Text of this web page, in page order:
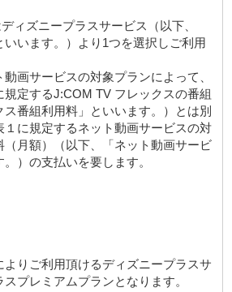
ィズニープラスサービス（以下、
いいます。）より1つを選択しご利用
画サービスの対象プランによって、
定するJ:COM TV フレックスの番組
番組利用料」といいます。）とは別
に規定するネット動画サービスの対
月額）（以下、「ネット動画サービ
）の支払いを要します。
よりご利用頂けるディズニープラスサ
プレミアムプランとなります。